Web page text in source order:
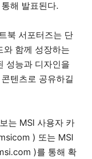
해 발표된다.
북 서포터즈는 단
와 함께 성장하는
성능과 디자인을
텐츠로 공유하길
는 MSI 사용자 카
) 또는 MSI
)를 통해 확